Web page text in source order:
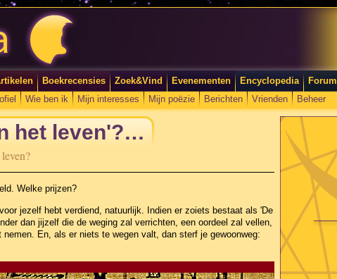
Boekrecensies Zoek&Vind Evenementen Encyclopedia Forum
Wie ben ik Mijn interesses Mijn poëzie Berichten Vrienden Beheer
het leven'?…
Welke prijzen?
jezelf hebt verdiend, natuurlijk. Indien er zoiets bestaat als 'De
dan jijzelf die de weging zal verrichten, een oordeel zal vellen,
En, als er niets te wegen valt, dan sterf je gewoonweg: